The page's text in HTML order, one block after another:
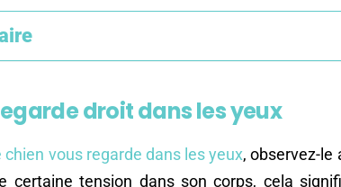
droit dans les yeux
chien vous regarde dans les yeux, observez-
certaine tension dans son corps, cela